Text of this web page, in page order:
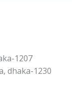
1207
dhaka-1230